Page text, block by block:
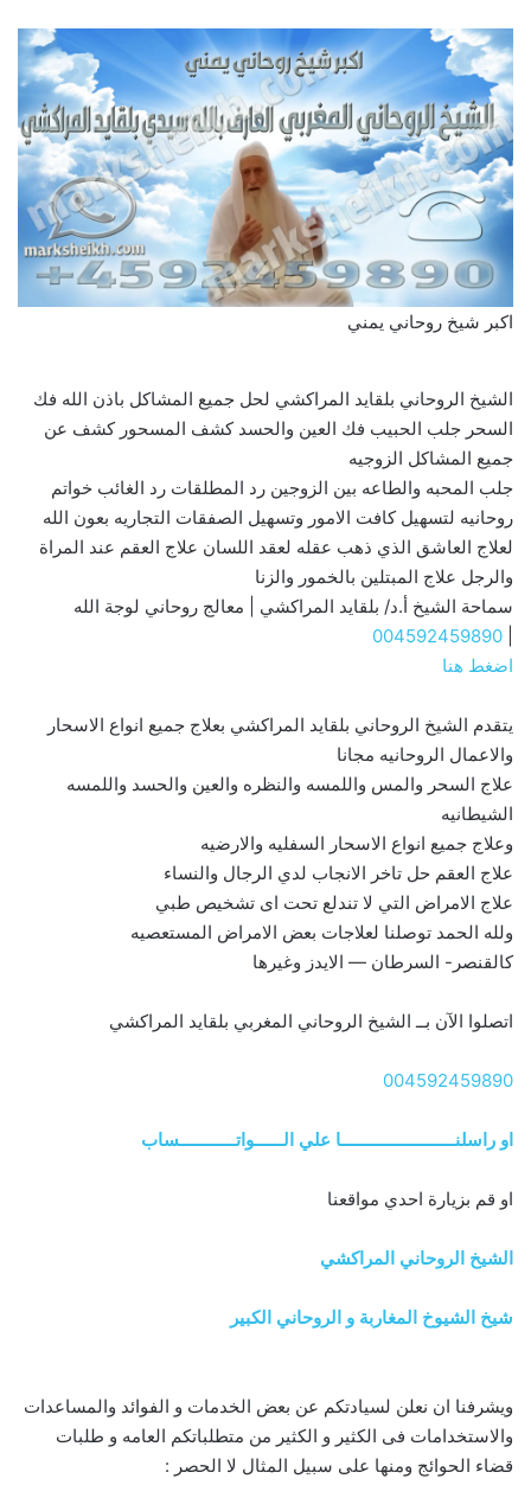
اكبر شيخ روحاني يمني
الشيخ الروحاني بلقايد المراكشي لحل جميع المشاكل باذن الله فك
السحر جلب الحبيب فك العين والحسد كشف المسحور كشف عن
جميع المشاكل الزوجيه
جلب المحبه والطاعه بين الزوجين رد المطلقات رد الغائب خواتم
روحانيه لتسهيل كافت الامور وتسهيل الصفقات التجاريه بعون الله
لعلاج العاشق الذي ذهب عقله لعقد اللسان علاج العقم عند المراة
والرجل علاج المبتلين بالخمور والزنا
سماحة الشيخ أ.د/ بلقايد المراكشي | معالج روحاني لوجة الله
004592459890
اضغط هنا
يتقدم الشيخ الروحاني بلقايد المراكشي بعلاج جميع انواع الاسحار
والاعمال الروحانيه مجانا
علاج السحر والمس واللمسه والنظره والعين والحسد واللمسه
الشيطانيه
وعلاج جميع انواع الاسحار السفليه والارضيه
علاج العقم حل تاخر الانجاب لدي الرجال والنساء
علاج الامراض التي لا تندلع تحت اى تشخيص طبي
ولله الحمد توصلنا لعلاجات بعض الامراض المستعصيه
كالقنصر- السرطان — الايدز وغيرها
اتصلوا الآن بــ الشيخ الروحاني المغربي بلقايد المراكشي
004592459890
او راسلنــــــــــــــــــــــــا علي الــــــواتــــــــــــساب
او قم بزيارة احدي مواقعنا
الشيخ الروحاني المراكشي
شيخ الشيوخ المغاربة و الروحاني الكبير
ويشرفنا ان نعلن لسيادتكم عن بعض الخدمات و الفوائد والمساعدات
والاستخدامات فى الكثير و الكثير من متطلباتكم العامه و طلبات
قضاء الحوائج ومنها على سبيل المثال لا الحصر :